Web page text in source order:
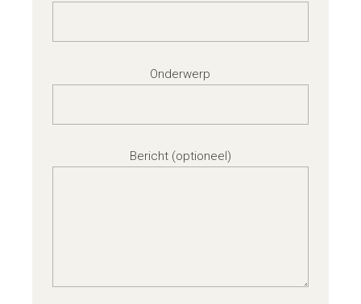
Onderwerp
Bericht (optioneel)